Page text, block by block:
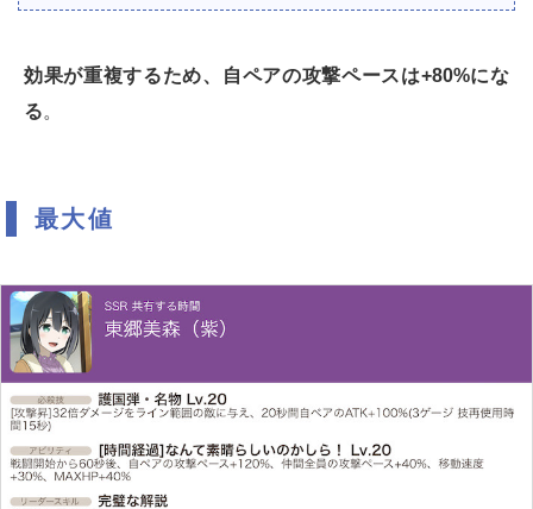
効果が重複するため、自ペアの攻撃ペースは+80%にな
る。
最大値